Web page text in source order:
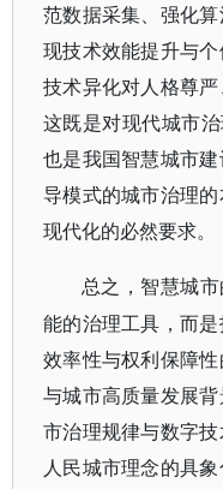
范数据采集、强化
现技术效能提升与
技术异化对人格尊严
这既是对现代城市治
也是我国智慧城市
导模式的城市治理
现代化的必然要求。
总之，智慧城市
能的治理工具，而
效率性与权利保障
与城市高质量发展
市治理规律与数字
人民城市理念的具